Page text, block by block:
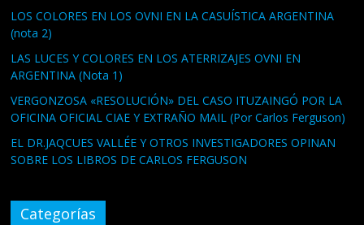
LOS COLORES EN LOS OVNI EN LA CASUÍSTICA ARGENTINA
(nota 2)
LAS LUCES Y COLORES EN LOS ATERRIZAJES OVNI EN
ARGENTINA (Nota 1)
VERGONZOSA «RESOLUCIÓN» DEL CASO ITUZAINGÓ POR LA
OFICINA OFICIAL CIAE Y EXTRAÑO MAIL (Por Carlos Ferguson)
EL DR.JAQCUES VALLÉE Y OTROS INVESTIGADORES OPINAN
SOBRE LOS LIBROS DE CARLOS FERGUSON
Categorías